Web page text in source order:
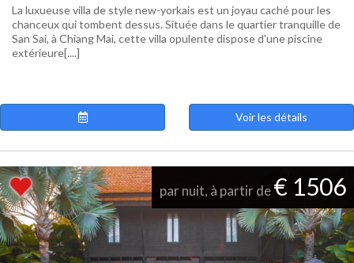
La luxueuse villa de style new-yorkais est un joyau caché pour les
chanceux qui tombent dessus. Située dans le quartier tranquille de
San Sai, à Chiang Mai, cette villa opulente dispose d'une piscine
extérieure[....]
Voir les détails
par nuit, à partir de€ 1506